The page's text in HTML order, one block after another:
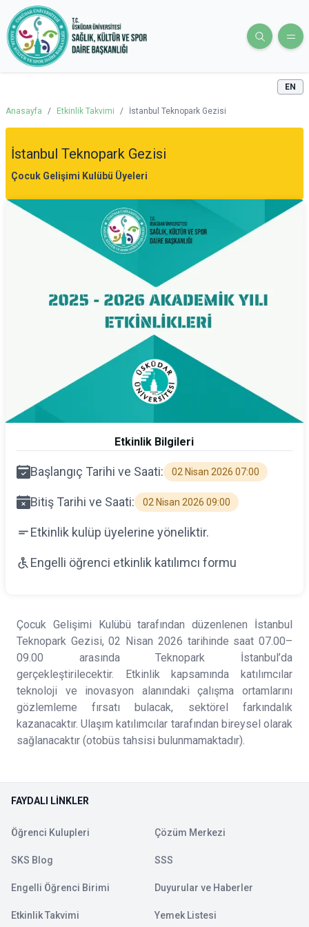
EN
Anasayfa / Etkinlik Takvimi / İstanbul Teknopark Gezisi
İstanbul Teknopark Gezisi
Çocuk Gelişimi Kulübü Üyeleri
Etkinlik Bilgileri
Başlangıç Tarihi ve Saati: 02 Nisan 2026 07:00
Bitiş Tarihi ve Saati: 02 Nisan 2026 09:00
Etkinlik kulüp üyelerine yöneliktir.
Engelli öğrenci etkinlik katılımcı formu
Çocuk Gelişimi Kulübü tarafından düzenlenen İstanbul
Teknopark Gezisi, 02 Nisan 2026 tarihinde saat 07.00–
09.00 arasında Teknopark İstanbul’da
gerçekleştirilecektir. Etkinlik kapsamında katılımcılar
teknoloji ve inovasyon alanındaki çalışma ortamlarını
gözlemleme fırsatı bulacak, sektörel farkındalık
kazanacaktır. Ulaşım katılımcılar tarafından bireysel olarak
sağlanacaktır (otobüs tahsisi bulunmamaktadır).
FAYDALI LINKLER
Öğrenci Kulupleri Çözüm Merkezi
SKS Blog SSS
Engelli Öğrenci Birimi Duyurular ve Haberler
Etkinlik Takvimi Yemek Listesi